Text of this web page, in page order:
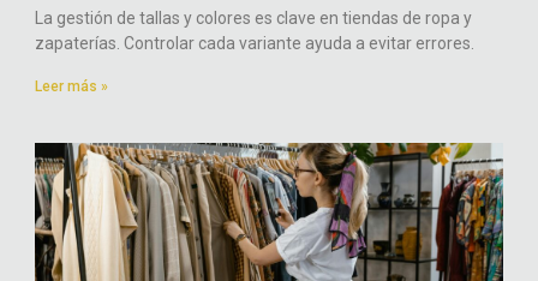
La gestión de tallas y colores es clave en tiendas de ropa y
zapaterías. Controlar cada variante ayuda a evitar errores.
Leer más »